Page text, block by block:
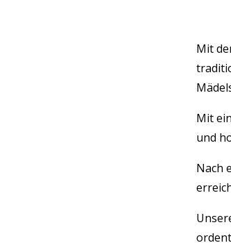
Mit
Mit
und
Nach